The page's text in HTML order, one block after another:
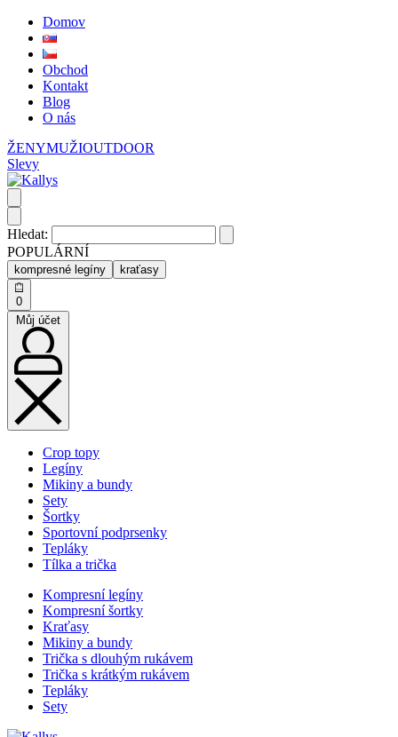
Domov
Obchod
Kontakt
Blog
O nás
ŽENYMUŽIOUTDOOR
Slevy
Hledat:
POPULÁRNÍ
kompresné legíny kraťasy
0
Můj účet
Crop topy
Legíny
Mikiny a bundy
Sety
Šortky
Sportovní podprsenky
Tepláky
Tílka a trička
Kompresní legíny
Kompresní šortky
Kraťasy
Mikiny a bundy
Trička s dlouhým rukávem
Trička s krátkým rukávem
Tepláky
Sety